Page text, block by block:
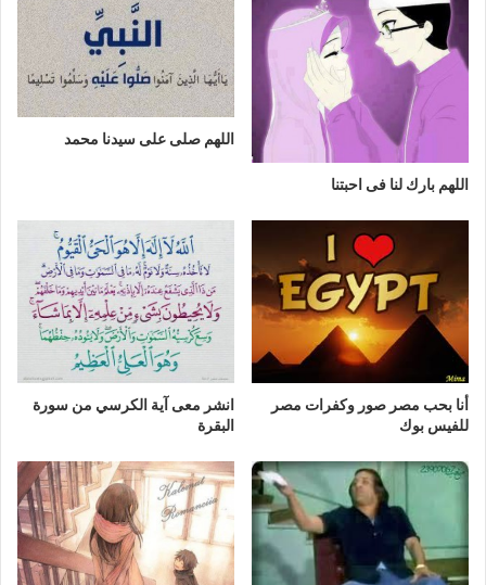
اللهم بارك لنا فى احبتنا
اللهم صلى على سيدنا محمد
أنا بحب مصر صور وكفرات مصر
للفيس بوك
انشر معى آية الكرسي من سورة
البقرة